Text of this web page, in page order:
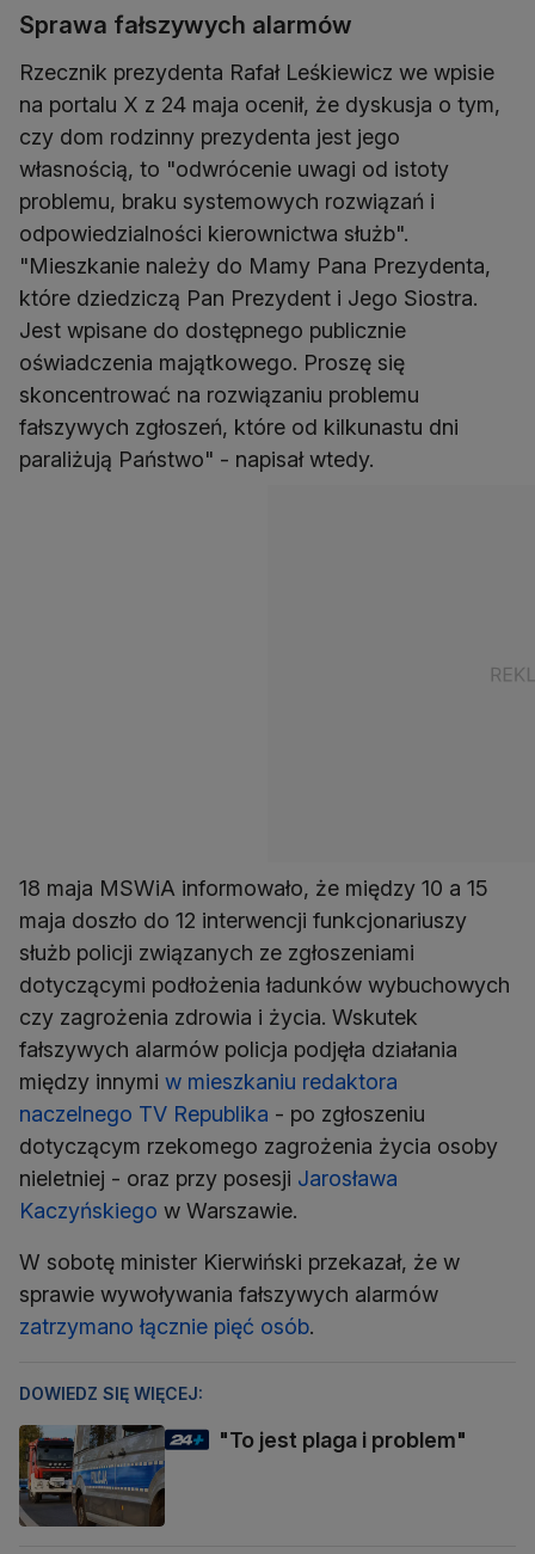
Sprawa fałszywych alarmów
Rzecznik prezydenta Rafał Leśkiewicz we wpisie
na portalu X z 24 maja ocenił, że dyskusja o tym,
czy dom rodzinny prezydenta jest jego
własnością, to "odwrócenie uwagi od istoty
problemu, braku systemowych rozwiązań i
odpowiedzialności kierownictwa służb".
"Mieszkanie należy do Mamy Pana Prezydenta,
które dziedziczą Pan Prezydent i Jego Siostra.
Jest wpisane do dostępnego publicznie
oświadczenia majątkowego. Proszę się
skoncentrować na rozwiązaniu problemu
fałszywych zgłoszeń, które od kilkunastu dni
paraliżują Państwo" - napisał wtedy.
18 maja MSWiA informowało, że między 10 a 15
maja doszło do 12 interwencji funkcjonariuszy
służb policji związanych ze zgłoszeniami
dotyczącymi podłożenia ładunków wybuchowych
czy zagrożenia zdrowia i życia. Wskutek
fałszywych alarmów policja podjęła działania
między innymi w mieszkaniu redaktora
naczelnego TV Republika - po zgłoszeniu
dotyczącym rzekomego zagrożenia życia osoby
nieletniej - oraz przy posesji Jarosława
Kaczyńskiego w Warszawie.
W sobotę minister Kierwiński przekazał, że w
sprawie wywoływania fałszywych alarmów
zatrzymano łącznie pięć osób.
DOWIEDZ SIĘ WIĘCEJ:
"To jest plaga i problem"